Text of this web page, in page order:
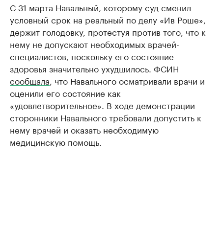
С 31 марта Навальный, которому суд сменил
условный срок на реальный по делу «Ив Роше»,
держит голодовку, протестуя против того, что к
нему не допускают необходимых врачей-
специалистов, поскольку его состояние
здоровья значительно ухудшилось. ФСИН
сообщала, что Навального осматривали врачи и
оценили его состояние как
«удовлетворительное». В ходе демонстрации
сторонники Навального требовали допустить к
нему врачей и оказать необходимую
медицинскую помощь.